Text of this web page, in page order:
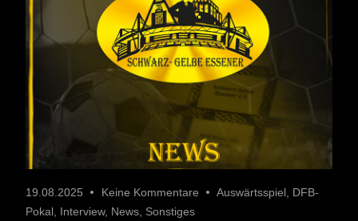
19.08.2025 Keine Kommentare Auswärtsspiel DFB-
Pokal Interview, News Sonstiges